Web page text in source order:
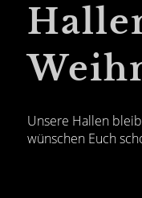
Unsere Hallen
wünschen Euch